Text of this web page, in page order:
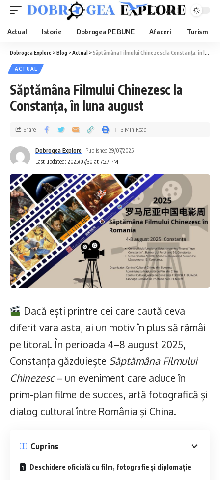
Aa
Actual Istorie Dobrogea PE BUNE Afaceri Turism
Dobrogea Explore >Blog >Actual >Săptămâna Filmului Chinezesc la Constanța, în luna august
ACTUAL
Săptămâna Filmului Chinezesc la
Constanța, în luna august
Last updated: 2025/07/30 at 7:27 PM
Dobrogea Explore Published 29/07/2025
Share 3 Min Read
Dacă ești printre cei care caută ceva
diferit vara asta, ai un motiv în plus să rămâi
pe litoral. În perioada 4–8 august 2025,
Constanța găzduiește Săptămâna Filmului
Chinezesc– un eveniment care aduce în
prim-plan filme de succes, artă fotografică și
dialog cultural între România și China.
Cuprins
Deschidere oficială cu film, fotografie și diplomație